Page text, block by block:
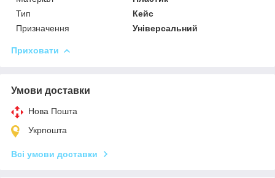
Тип
Кейс
Призначення
Універсальний
Приховати
Умови доставки
Нова Пошта
Укрпошта
Всі умови доставки